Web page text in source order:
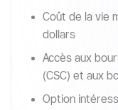
Coût de la vie
dollars
Accès aux
(CSC) et aux
Option